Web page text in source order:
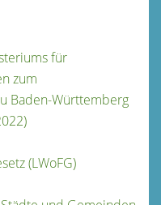
für
zum
Baden-Württemberg
(LWoFG)